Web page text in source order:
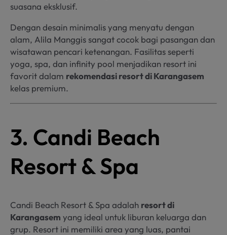
suasana eksklusif.
Dengan desain minimalis yang menyatu dengan
alam, Alila Manggis sangat cocok bagi pasangan dan
wisatawan pencari ketenangan. Fasilitas seperti
yoga, spa, dan infinity pool menjadikan resort ini
favorit dalam rekomendasi resort di Karangasem
kelas premium.
3. Candi Beach
Resort & Spa
Candi Beach Resort & Spa adalah resort di
Karangasem yang ideal untuk liburan keluarga dan
grup. Resort ini memiliki area yang luas, pantai